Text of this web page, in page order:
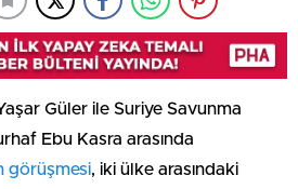
Güler ile Suriye Savunma
Ebu Kasra arasında
görüşmesi, iki ülke arasındaki